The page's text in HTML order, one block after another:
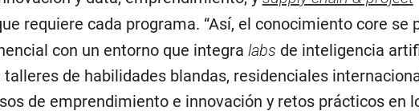
requiere cada programa. “Así, el conocimiento core se
con un entorno que integra labs de inteligencia
de habilidades blandas, residenciales
de emprendimiento e innovación y retos prácticos en